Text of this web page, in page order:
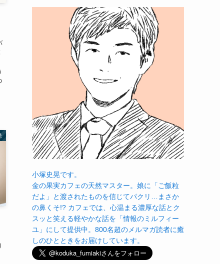
小塚史晃です。
金の果実カフェの天然マスター。娘に「ご飯粒
だよ」と渡されたものを信じてパクリ…まさか
の鼻くそ!? カフェでは、心温まる濃厚な話とク
スッと笑える軽やかな話を「情報のミルフィー
ユ」にして提供中。800名超のメルマガ読者に癒
しのひとときをお届けしています。